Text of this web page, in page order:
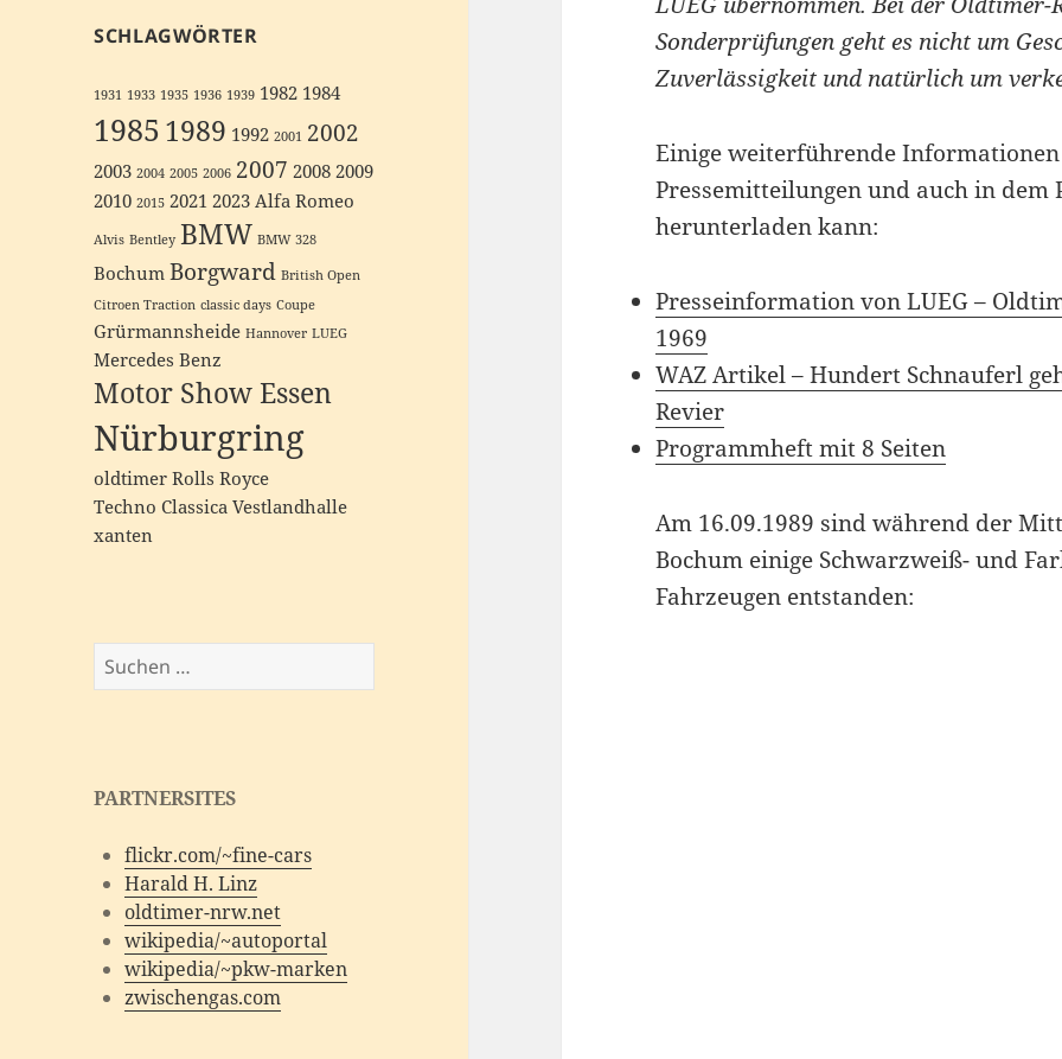
SCHLAGWÖRTER
1931 1933 1935 1936 1939 1982 1984
19851989 1992 2001 2002
2003 2004 2005 2006 2007 20082009
2010 2015 2021 2023Alfa Romeo
Alvis Bentley BMW BMW 328
BochumBorgward British Open
Citroen Traction classic days Coupe
Grürmannsheide Hannover LUEG
Mercedes Benz
Motor Show Essen
Nürburgring
oldtimerRolls Royce
Techno ClassicaVestlandhalle
xanten
Suchen
nach:
PARTNERSITES
flickr.com/~fine-cars
Harald H. Linz
oldtimer-nrw.net
wikipedia/~autoportal
wikipedia/~pkw-marken
zwischengas.com
Sonderprüfungen geht es nicht um
Zuverlässigkeit und natürlich um
Einige weiterführende
Pressemitteilungen und auch in
herunterladen kann:
Presseinformation von LUEG –
1969
WAZ Artikel – Hundert Schnauferl
Revier
Programmheft mit 8 Seiten
Am 16.09.1989 sind während der
Bochum einige Schwarzweiß- und
Fahrzeugen entstanden: